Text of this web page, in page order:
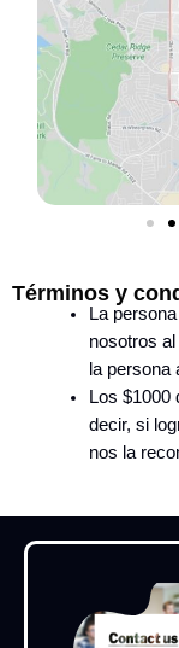
Términos y
La
nosotros
la persona
Los $1000
decir, si
nos la